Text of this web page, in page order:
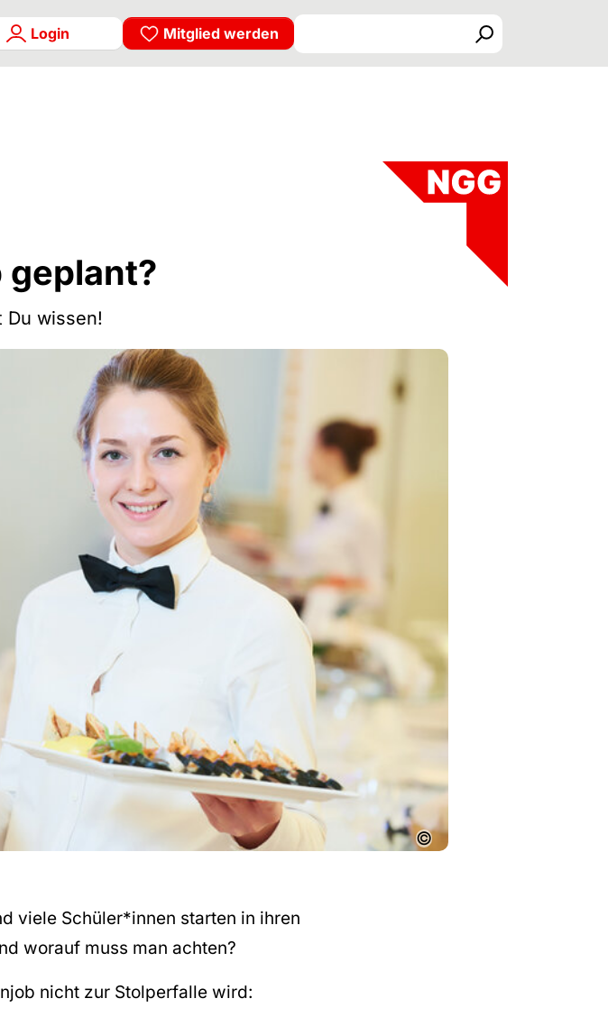
Login Mitglied werden
Suchen
geplant?
Du wissen!
©
viele Schüler*innen starten in ihren
worauf muss man achten?
nicht zur Stolperfalle wird: